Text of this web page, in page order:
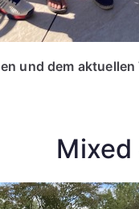
und dem
Mixed